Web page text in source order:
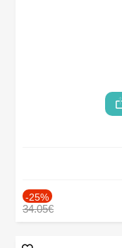
-25%
34.05€